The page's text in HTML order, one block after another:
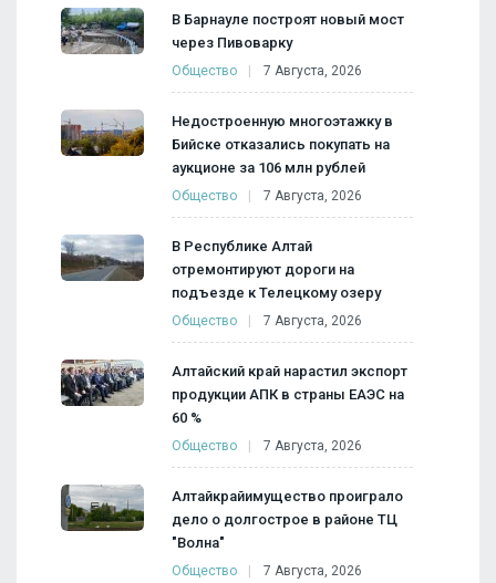
В Барнауле построят новый мост
через Пивоварку
Общество 7 Августа, 2026
Недостроенную многоэтажку в
Бийске отказались покупать на
аукционе за 106 млн рублей
Общество 7 Августа, 2026
В Республике Алтай
отремонтируют дороги на
подъезде к Телецкому озеру
Общество 7 Августа, 2026
Алтайский край нарастил экспорт
продукции АПК в страны ЕАЭС на
60 %
Общество 7 Августа, 2026
Алтайкрайимущество проиграло
дело о долгострое в районе ТЦ
"Волна"
Общество 7 Августа, 2026